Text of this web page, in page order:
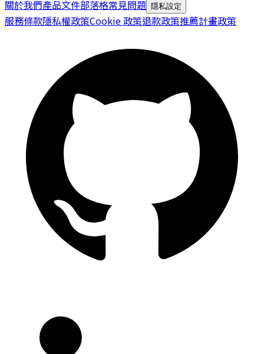
關於我們產品文件部落格常見問題 隱私設定
服務條款隱私權政策Cookie 政策退款政策推薦計畫政策